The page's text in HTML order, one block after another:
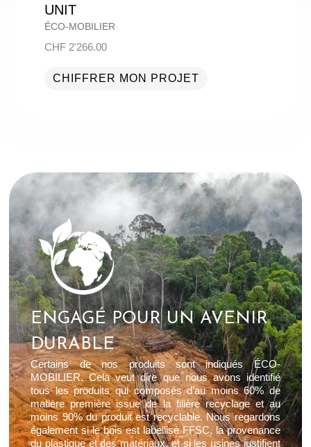
UNIT
ÉCO-MOBILIER
CHF2'266.00
CHIFFRER MON PROJET
ENGAGÉ POUR UN AVENIR
DURABLE
Certains de nos produits sont indiqués ÉCO-
MOBILIER. Cela veut dire que nous avons identifié
tous les produits qui composés d’au moins 60% de
matière première issue de la filière recyclage et au
moins 90% du produit est recyclable. Nous regardons
également si le bois est labellisé FFSC, la provenance
du plastique et des matériaux, et si les usines justifient